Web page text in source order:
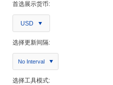
首选展示货币:
USD
选择更新间隔:
No Interval
选择工具模式: